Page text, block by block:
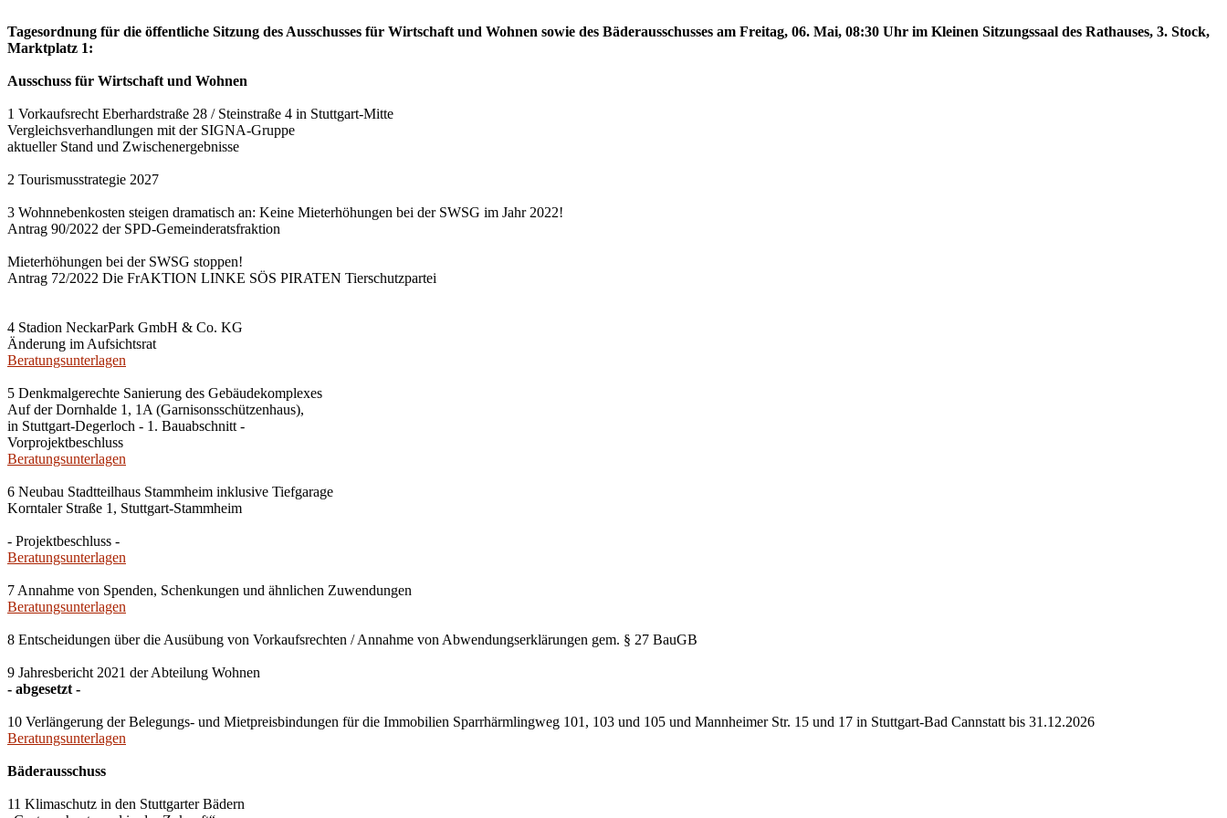
Tagesordnung für die öffentliche Sitzung des Ausschusses für Wirtschaft und Wohnen sowie des Bäderausschusses am Freitag, 06. Mai, 08:30 Uhr im Kleinen Sitzungssaal des Rathauses, 3. Stock,
Marktplatz 1:
Ausschuss für Wirtschaft und Wohnen
1 Vorkaufsrecht Eberhardstraße 28 / Steinstraße 4 in Stuttgart-Mitte
Vergleichsverhandlungen mit der SIGNA-Gruppe
aktueller Stand und Zwischenergebnisse
2 Tourismusstrategie 2027
3 Wohnnebenkosten steigen dramatisch an: Keine Mieterhöhungen bei der SWSG im Jahr 2022!
Antrag 90/2022 der SPD-Gemeinderatsfraktion
Mieterhöhungen bei der SWSG stoppen!
Antrag 72/2022 Die FrAKTION LINKE SÖS PIRATEN Tierschutzpartei
4 Stadion NeckarPark GmbH & Co. KG
Änderung im Aufsichtsrat
Beratungsunterlagen
5 Denkmalgerechte Sanierung des Gebäudekomplexes
Auf der Dornhalde 1, 1A (Garnisonsschützenhaus),
in Stuttgart-Degerloch - 1. Bauabschnitt -
Vorprojektbeschluss
Beratungsunterlagen
6 Neubau Stadtteilhaus Stammheim inklusive Tiefgarage
Korntaler Straße 1, Stuttgart-Stammheim
- Projektbeschluss -
Beratungsunterlagen
7 Annahme von Spenden, Schenkungen und ähnlichen Zuwendungen
Beratungsunterlagen
8 Entscheidungen über die Ausübung von Vorkaufsrechten / Annahme von Abwendungserklärungen gem. § 27 BauGB
9 Jahresbericht 2021 der Abteilung Wohnen
- abgesetzt -
10 Verlängerung der Belegungs- und Mietpreisbindungen für die Immobilien Sparrhärmlingweg 101, 103 und 105 und Mannheimer Str. 15 und 17 in Stuttgart-Bad Cannstatt bis 31.12.2026
Beratungsunterlagen
Bäderausschuss
11 Klimaschutz in den Stuttgarter Bädern